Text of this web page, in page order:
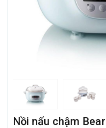
Nồi nấu chậm